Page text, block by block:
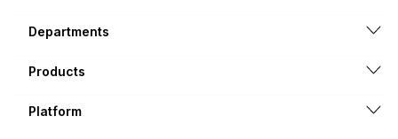
Departments
Products
Platform